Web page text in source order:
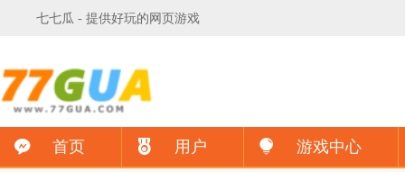
》【独家】维京传奇返利领取《
七七瓜 - 提供好玩的网页游戏
首页 用户 游戏中心